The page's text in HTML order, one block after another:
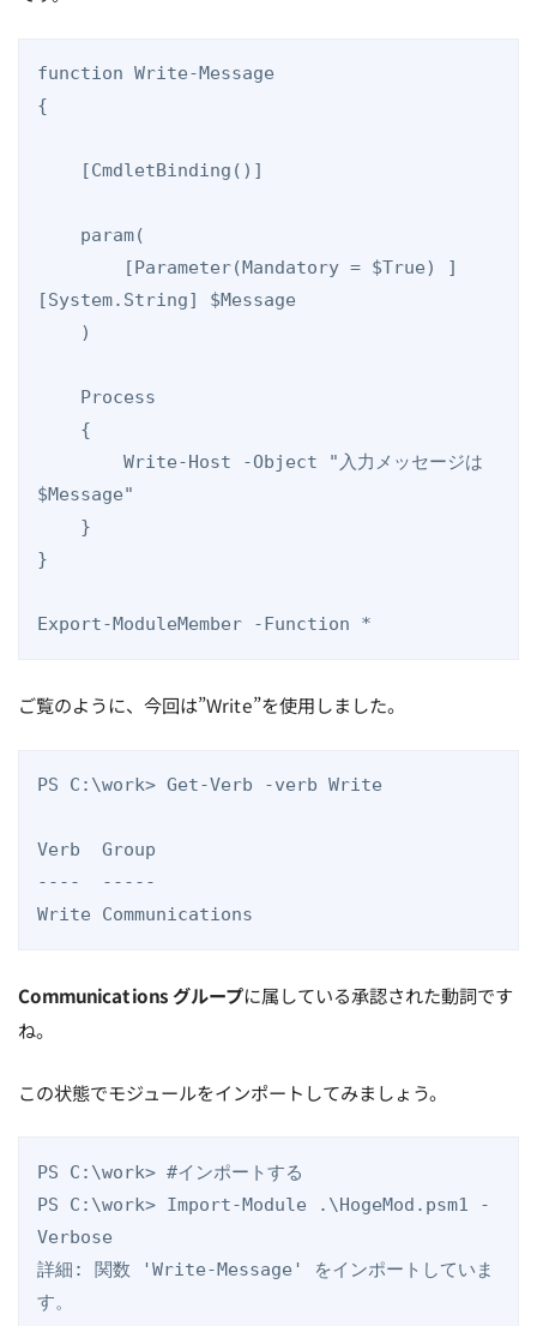
function Write-Message
{
[System.String] $Message
        Write-Host -Object "入力メッセージは
$Message"
}
Export-ModuleMember -Function *
ご覧のように、今回は”Write”を使用しました。
PS C:\work> Get-Verb -verb Write
Verb  Group
----  -----
Communications グループに属している承認された動詞です
ね。
この状態でモジュールをインポートしてみましょう。
PS C:\work> #インポートする
PS C:\work> Import-Module .\HogeMod.psm1 -
Verbose
詳細: 関数 'Write-Message' をインポートしていま
す。